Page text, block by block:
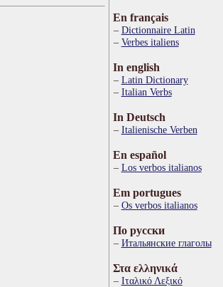
En français
Dictionnaire Latin
Verbes italiens
In english
Latin Dictionary
Italian Verbs
In Deutsch
Italienische Verben
En español
Los verbos italianos
Em portugues
Os verbos italianos
По русски
Итальянские глаголы
Στα ελληνικά
Ιταλικό Λεξικό